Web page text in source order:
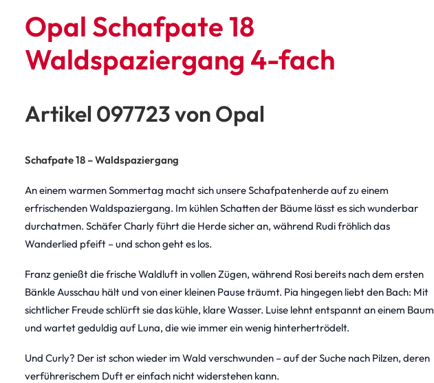
Opal Schafpate 18
Waldspaziergang 4-fach
Artikel 097723 von Opal
Schafpate 18 – Waldspaziergang
An einem warmen Sommertag macht sich unsere Schafpatenherde auf zu einem
erfrischenden Waldspaziergang. Im kühlen Schatten der Bäume lässt es sich wunderbar
durchatmen. Schäfer Charly führt die Herde sicher an, während Rudi fröhlich das
Wanderlied pfeift – und schon geht es los.
Franz genießt die frische Waldluft in vollen Zügen, während Rosi bereits nach dem ersten
Bänkle Ausschau hält und von einer kleinen Pause träumt. Pia hingegen liebt den Bach: Mit
sichtlicher Freude schlürft sie das kühle, klare Wasser. Luise lehnt entspannt an einem Baum
und wartet geduldig auf Luna, die wie immer ein wenig hinterhertrödelt.
Und Curly? Der ist schon wieder im Wald verschwunden – auf der Suche nach Pilzen, deren
verführerischem Duft er einfach nicht widerstehen kann.